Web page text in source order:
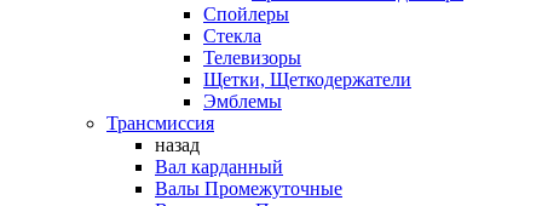
Спойлеры
Стекла
Телевизоры
Щетки, Щеткодержатели
Эмблемы
Трансмиссия
назад
Вал карданный
Валы Промежуточные